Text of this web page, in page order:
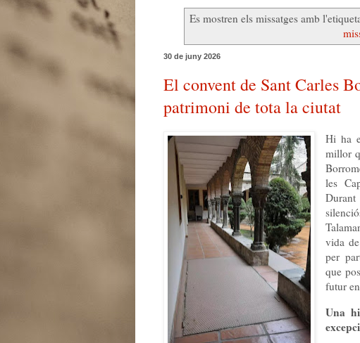
Es mostren els missatges amb
30 de juny 2026
El convent de Sant Carles
patrimoni de tota la ciutat
Hi ha
millor
les
vida
per
que
futur
Una